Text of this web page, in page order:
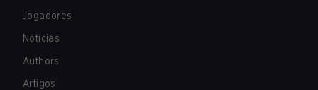
Jogadores
Notícias
Authors
Artigos